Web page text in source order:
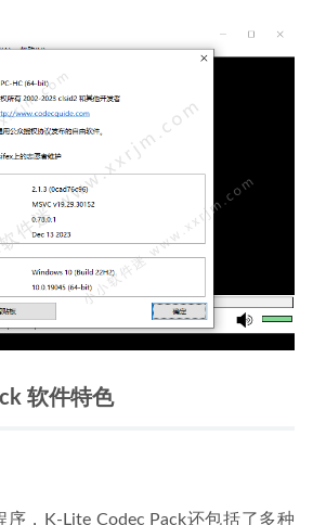
软件特色
序，K-Lite Codec Pack还包括了多种